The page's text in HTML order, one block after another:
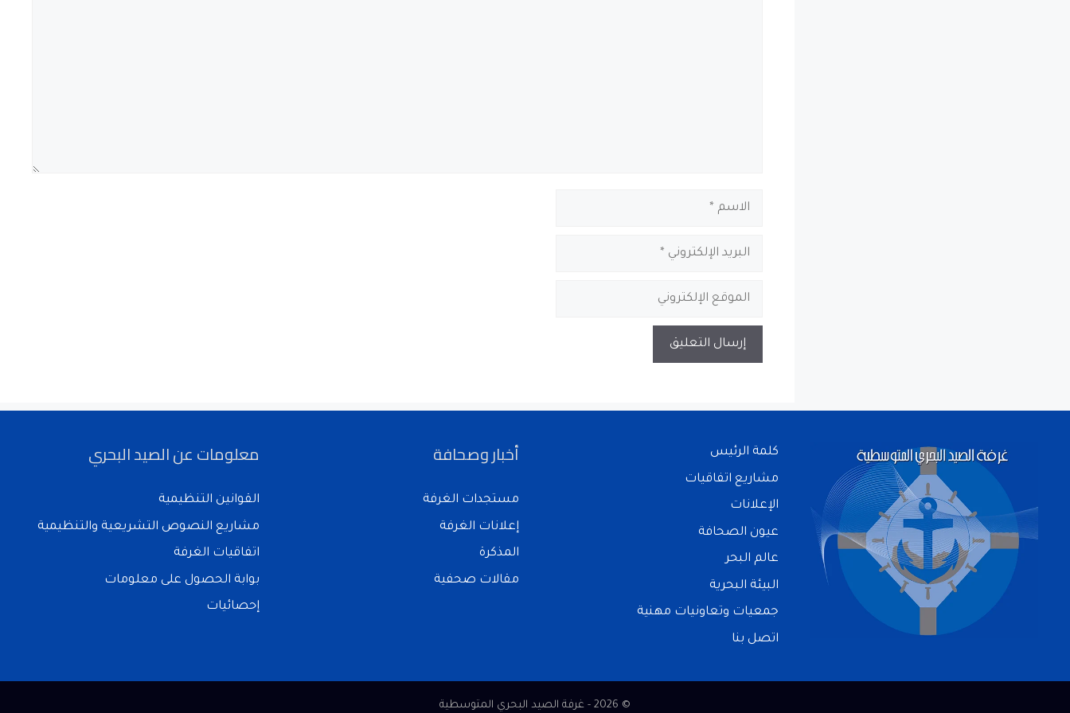
كلمة الرئيس
مشاريع اتفاقيات
الإعلانات
عيون الصحافة
عالم البحر
البيئة البحرية
جمعيات وتعاونيات مهنية
اتصل بنا
أخبار وصحافة
مستجدات الغرفة
إعلانات الغرفة
المذكرة
مقالات صحفية
معلومات عن الصيد البحري
القوانين التنظيمية
مشاريع النصوص التشريعية والتنظيمية
اتفاقيات الغرفة
بوابة الحصول على معلومات
إحصائيات
© 2026 - غرفة الصيد البحري المتوسطية